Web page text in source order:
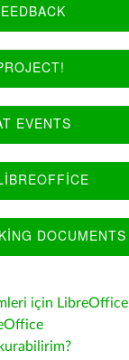
EVENTS
DOCUMENTS
için LibreOffice